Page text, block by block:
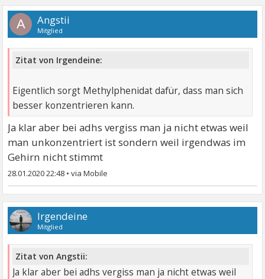
A Angstii
Mitglied
Zitat von Irgendeine:
Eigentlich sorgt Methylphenidat dafür, dass man sich
besser konzentrieren kann.
Ja klar aber bei adhs vergiss man ja nicht etwas weil
man unkonzentriert ist sondern weil irgendwas im
Gehirn nicht stimmt
28.01.2020 22:48 •
Irgendeine
Mitglied
Zitat von Angstii:
Ja klar aber bei adhs vergiss man ja nicht etwas weil